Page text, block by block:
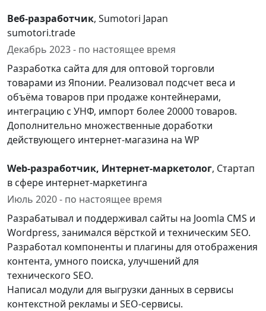
Веб-разработчик, Sumotori Japan
sumotori.trade
Декабрь 2023 - по настоящее время
Разработка сайта для для оптовой торговли
товарами из Японии. Реализовал подсчет веса и
объёма товаров при продаже контейнерами,
интеграцию с УНФ, импорт более 20000 товаров.
Дополнительно множественные доработки
действующего интернет-магазина на WP
Web-разработчик, Интернет-маркетолог, Стартап
в сфере интернет-маркетинга
Июль 2020 - по настоящее время
Разрабатывал и поддерживал сайты на Joomla CMS и
Wordpress, занимался вёрсткой и техническим SEO.
Разработал компоненты и плагины для отображения
контента, умного поиска, улучшений для
технического SEO.
Написал модули для выгрузки данных в сервисы
контекстной рекламы и SEO-сервисы.